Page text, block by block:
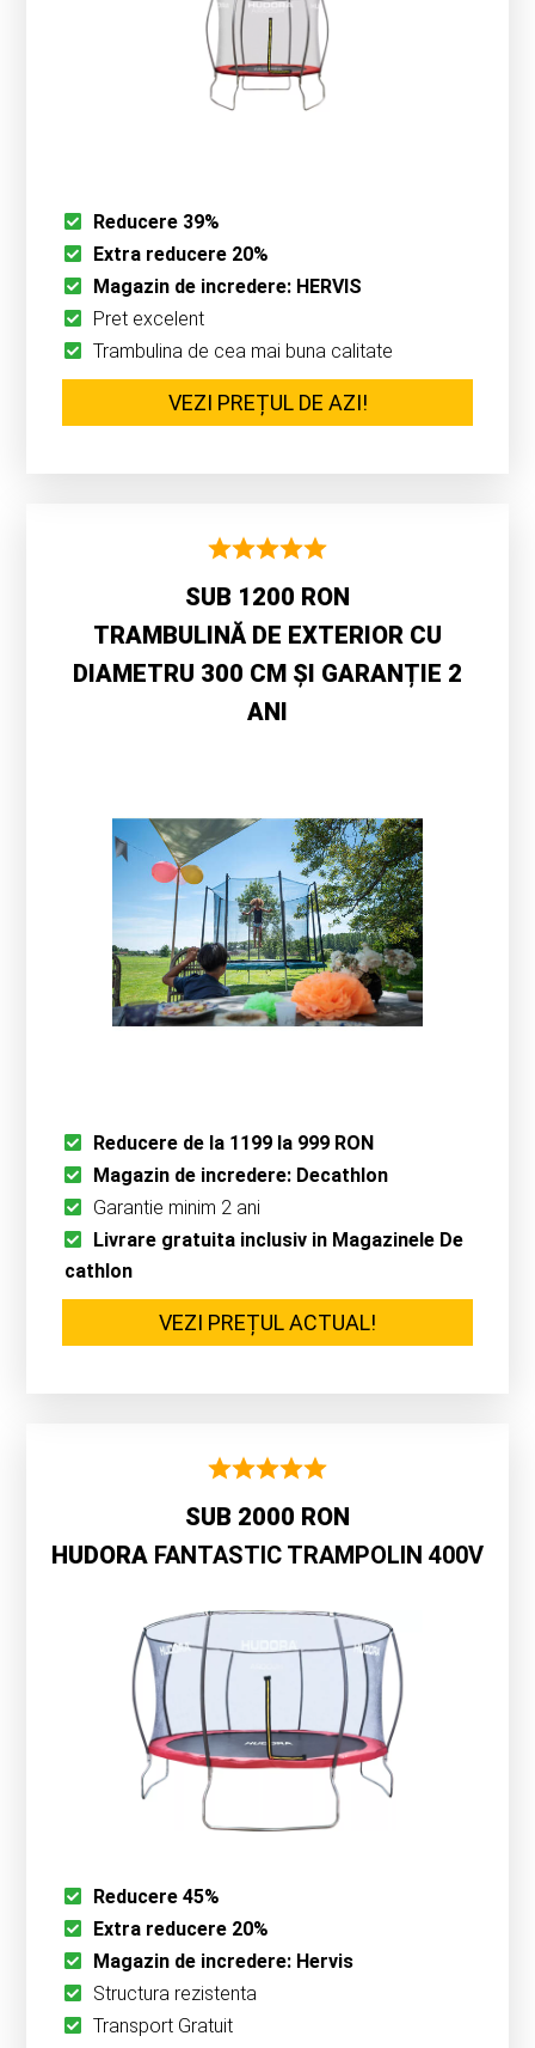
Reducere 39%
Extra reducere 20%
Magazin de incredere: HERVIS
Pret excelent
Trambulina de cea mai buna calitate
VEZI PREȚUL DE AZI!
SUB 1200 RON
TRAMBULINĂ DE EXTERIOR CU
DIAMETRU 300 CM ȘI GARANȚIE 2
ANI
Reducere de la 1199 la 999 RON
Magazin de incredere: Decathlon
Garantie minim 2 ani
Livrare gratuita inclusiv in Magazinele De
cathlon
VEZI PREȚUL ACTUAL!
SUB 2000 RON
HUDORA FANTASTIC TRAMPOLIN 400V
Reducere 45%
Extra reducere 20%
Magazin de incredere: Hervis
Structura rezistenta
Transport Gratuit